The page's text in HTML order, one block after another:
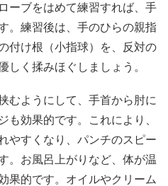
ーブをはめて練習すれば、手
。練習後は、手のひらの親指
付け根（小指球）を、反対の
しく揉みほぐしましょう。
むようにして、手首から肘に
も効果的です。これにより、
やすくなり、パンチのスピー
。お風呂上がりなど、体が温
果的です。オイルやクリーム